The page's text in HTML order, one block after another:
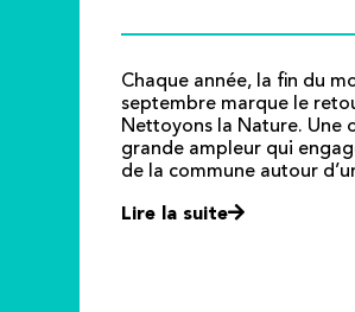
Chaque année, la fin du
septembre marque le
Nettoyons la Nature. Une
grande ampleur qui
de la commune autour
Lire la suite